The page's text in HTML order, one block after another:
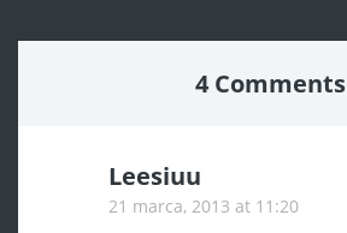
4 Comments
Leesiuu
21 marca, 2013 at 11:20